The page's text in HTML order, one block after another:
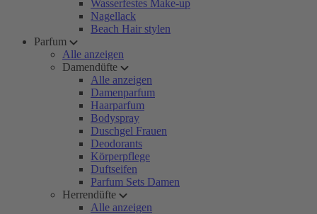
Wasserfestes Make-up
Nagellack
Beach Hair stylen
Parfum
Alle anzeigen
Damendüfte
Alle anzeigen
Damenparfum
Haarparfum
Bodyspray
Duschgel Frauen
Deodorants
Körperpflege
Duftseifen
Parfum Sets Damen
Herrendüfte
Alle anzeigen